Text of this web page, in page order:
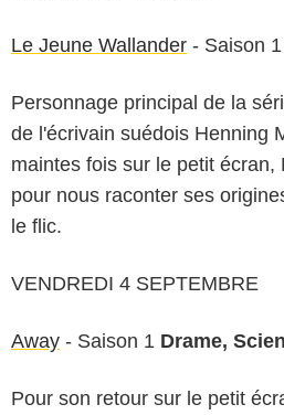
Le Jeune Wallander - Saison 1
Personnage principal de la
de l'écrivain suédois Henning
maintes fois sur le petit écran,
pour nous raconter ses
le flic.
VENDREDI 4 SEPTEMBRE
Away - Saison 1 Drame,
Pour son retour sur le petit